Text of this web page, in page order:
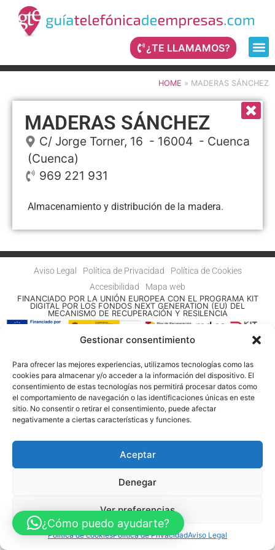
Gestionar consentimiento
Para ofrecer las mejores experiencias, utilizamos tecnologías como las
cookies para almacenar y/o acceder a la información del dispositivo. El
consentimiento de estas tecnologías nos permitirá procesar datos como
el comportamiento de navegación o las identificaciones únicas en este
sitio. No consentir o retirar el consentimiento, puede afectar
negativamente a ciertas características y funciones.
Aceptar
Denegar
Ver preferencias
Política de cookiesPolítica de PrivacidadAviso Legal
¿TE LLAMAMOS?
HOME » MADERAS SÁNCHEZ
MADERAS SÁNCHEZ
C/ Jorge Torner, 16 - 16004 - Cuenca
(Cuenca)
969 221 931
Almacenamiento y distribución de la madera.
Aviso Legal Política de Privacidad
Política de Cookies
Accesibilidad
Mapa web
FINANCIADO POR LA UNIÓN EUROPEA CON EL PROGRAMA KIT
DIGITAL POR LOS FONDOS NEXT GENERATION (EU) DEL
MECANISMO DE RECUPERACIÓN Y RESILENCIA
© Guia Telefónica de Empresas – Todos los derechos reservados.
¿Cómo puedo ayudarte?